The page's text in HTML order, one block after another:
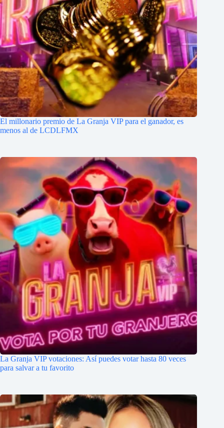
El millonario premio de La Granja VIP para el ganador, es
menos al de LCDLFMX
La Granja VIP votaciones: Así puedes votar hasta 80 veces
para salvar a tu favorito